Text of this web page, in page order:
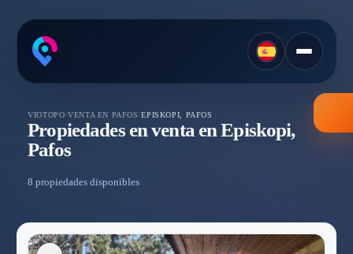
VIOTOPO /VENTA EN PAFOS/EPISKOPI, PAFOS
Propiedades en venta en Episkopi,
Pafos
8 propiedades disponibles